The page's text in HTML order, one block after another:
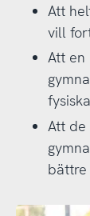
Att
vill
Att en
Att de